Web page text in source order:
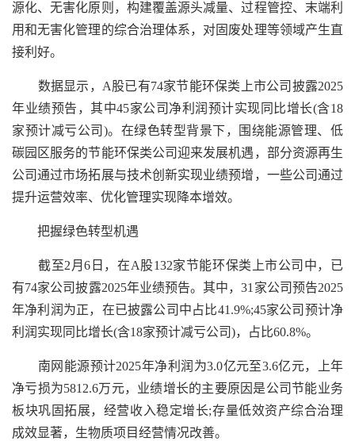
源化、无害化原则，构建覆盖源头减量、过程管控、末端利
用和无害化管理的综合治理体系，对固废处理等领域产生直
接利好。
数据显示，A股已有74家节能环保类上市公司披露2025
年业绩预告，其中45家公司净利润预计实现同比增长(含18
家预计减亏公司)。在绿色转型背景下，围绕能源管理、低
碳园区服务的节能环保类公司迎来发展机遇，部分资源再生
公司通过市场拓展与技术创新实现业绩预增，一些公司通过
提升运营效率、优化管理实现降本增效。
把握绿色转型机遇
截至2月6日，在A股132家节能环保类上市公司中，已
有74家公司披露2025年业绩预告。其中，31家公司预告2025
年净利润为正，在已披露公司中占比41.9%;45家公司预计净
利润实现同比增长(含18家预计减亏公司)，占比60.8%。
南网能源预计2025年净利润为3.0亿元至3.6亿元，上年
净亏损为5812.6万元，业绩增长的主要原因是公司节能业务
板块巩固拓展，经营收入稳定增长;存量低效资产综合治理
成效显著，生物质项目经营情况改善。